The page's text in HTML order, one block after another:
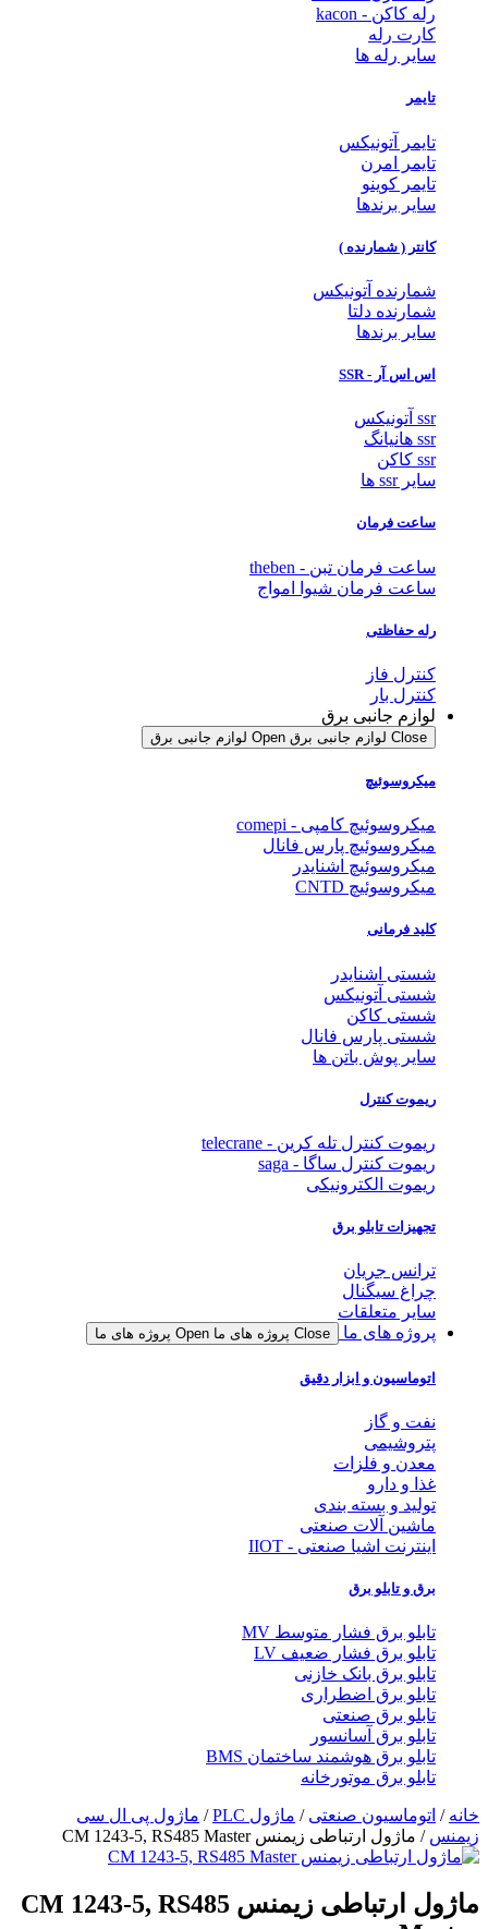
رله کاکن - kacon
کارت رله
سایر رله ها
تایمر
تایمر آتونیکس
تایمر امرن
تایمر کوینو
سایر برندها
کانتر ( شمارنده )
شمارنده آتونیکس
شمارنده دلتا
سایر برندها
اس اس آر - SSR
ssr آتونیکس
ssr هانیانگ
ssr کاکن
سایر ssr ها
ساعت فرمان
ساعت فرمان تبن - theben
ساعت فرمان شیوا امواج
رله حفاظتی
کنترل فاز
کنترل بار
لوازم جانبی برق
Close لوازم جانبی برق Open لوازم جانبی برق
میکروسوئیچ
میکروسوئیچ کامپی - comepi
میکروسوئیچ پارس فانال
میکروسوئیچ اشنایدر
میکروسوئیچ CNTD
کلید فرمانی
شستی اشنایدر
شستی آتونیکس
شستی کاکن
شستی پارس فانال
سایر پوش باتن ها
ریموت کنترل
ریموت کنترل تله کرین - telecrane
ریموت کنترل ساگا - saga
ریموت الکترونیکی
تجهیزات تابلو برق
ترانس جریان
چراغ سیگنال
سایر متعلقات
پروژه های ما
Close پروژه های ما Open پروژه های ما
اتوماسیون و ابزار دقیق
نفت و گاز
پتروشیمی
معدن و فلزات
غذا و دارو
تولید و بسته بندی
ماشین آلات صنعتی
اینترنت اشیا صنعتی - IIOT
برق و تابلو برق
تابلو برق فشار متوسط MV
تابلو برق فشار ضعیف LV
تابلو برق بانک خازنی
تابلو برق اضطراری
تابلو برق صنعتی
تابلو برق آسانسور
تابلو برق هوشمند ساختمان BMS
تابلو برق موتورخانه
خانه / اتوماسیون صنعتی / ماژول PLC / ماژول پی ال سی
زیمنس / ماژول ارتباطی زیمنس CM 1243-5, RS485 Master
ماژول ارتباطی زیمنس CM 1243-5, RS485